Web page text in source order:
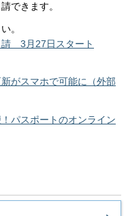
できます。
。
請 3月27日スタート
がスマホで可能に（外部
パスポートのオンライン